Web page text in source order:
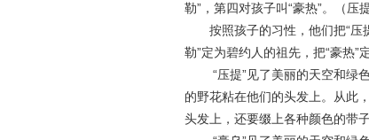
勒”，第四对孩子叫“豪热”。（压
按照孩子的习性，他们把“压提
勒”定为碧约人的祖先，把“豪热
“压提”见了美丽的天空和绿色
的野花粘在他们的头发上。从此
头发上，还要缀上各种颜色的带子